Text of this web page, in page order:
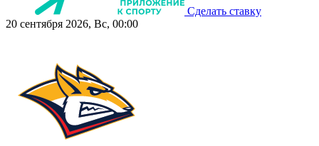
Сделать ставку
20 сентября 2026, Вс, 00:00